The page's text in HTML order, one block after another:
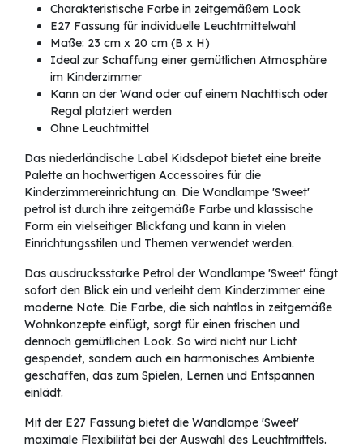
Charakteristische Farbe in zeitgemäßem Look
E27 Fassung für individuelle Leuchtmittelwahl
Maße: 23 cm x 20 cm (B x H)
Ideal zur Schaffung einer gemütlichen Atmosphäre
im Kinderzimmer
Kann an der Wand oder auf einem Nachttisch oder
Regal platziert werden
Ohne Leuchtmittel
Das niederländische Label Kidsdepot bietet eine breite
Palette an hochwertigen Accessoires für die
Kinderzimmereinrichtung an. Die Wandlampe 'Sweet'
petrol ist durch ihre zeitgemäße Farbe und klassische
Form ein vielseitiger Blickfang und kann in vielen
Einrichtungsstilen und Themen verwendet werden.
Das ausdrucksstarke Petrol der Wandlampe 'Sweet' fängt
sofort den Blick ein und verleiht dem Kinderzimmer eine
moderne Note. Die Farbe, die sich nahtlos in zeitgemäße
Wohnkonzepte einfügt, sorgt für einen frischen und
dennoch gemütlichen Look. So wird nicht nur Licht
gespendet, sondern auch ein harmonisches Ambiente
geschaffen, das zum Spielen, Lernen und Entspannen
einlädt.
Mit der E27 Fassung bietet die Wandlampe 'Sweet'
maximale Flexibilität bei der Auswahl des Leuchtmittels.